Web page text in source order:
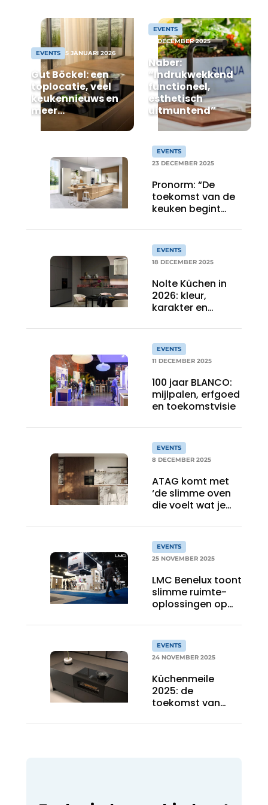
Vacature aanmelden
Video’s
EVENTS 5 JANUARI 2026
Gut Böckel: een
toplocatie, veel
keukennieuws en
meer…
EVENTS
25 DECEMBER 2025
Naber:
“Indrukwekkend
functioneel,
esthetisch
uitmuntend”
EVENTS
23 DECEMBER 2025
Pronorm: “De
toekomst van de
keuken begint
EVENTS
18 DECEMBER 2025
Nolte Küchen in
2026: kleur,
karakter en
EVENTS
11 DECEMBER 2025
100 jaar BLANCO:
mijlpalen, erfgoed
en toekomstvisie
EVENTS
8 DECEMBER 2025
ATAG komt met
‘de slimme oven
die voelt wat je
EVENTS
25 NOVEMBER 2025
LMC Benelux toont
slimme ruimte-
oplossingen op
EVENTS
24 NOVEMBER 2025
Küchenmeile
2025: de
toekomst van
volle glorie